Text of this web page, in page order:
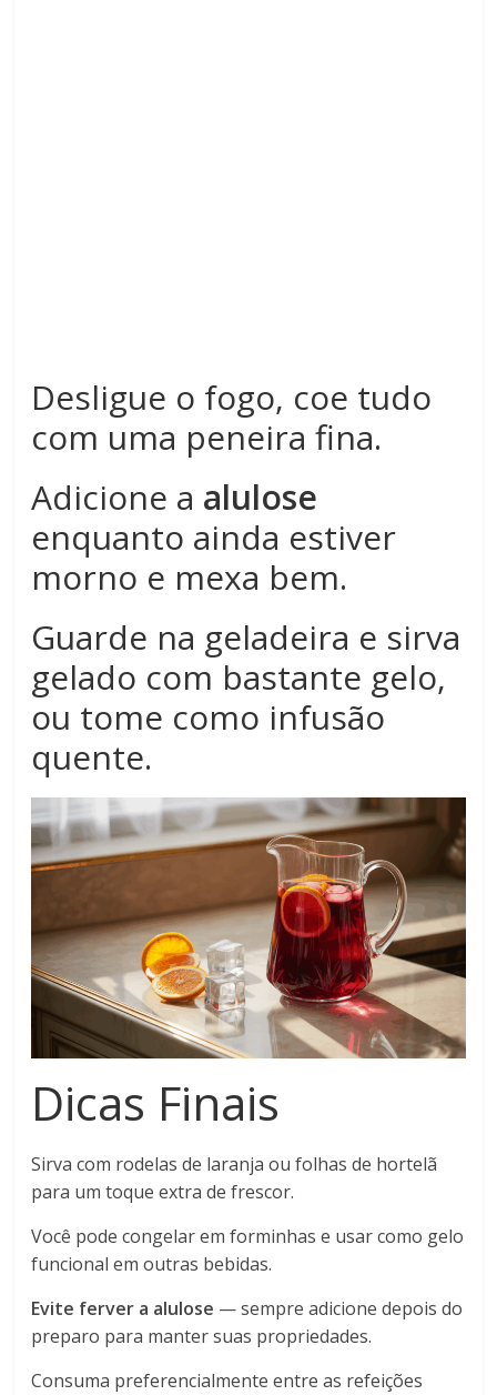
Desligue o fogo, coe tudo
com uma peneira fina.
Adicione a alulose
enquanto ainda estiver
morno e mexa bem.
Guarde na geladeira e sirva
gelado com bastante gelo,
ou tome como infusão
quente.
Dicas Finais
Sirva com rodelas de laranja ou folhas de hortelã
para um toque extra de frescor.
Você pode congelar em forminhas e usar como gelo
funcional em outras bebidas.
Evite ferver a alulose — sempre adicione depois do
preparo para manter suas propriedades.
Consuma preferencialmente entre as refeições